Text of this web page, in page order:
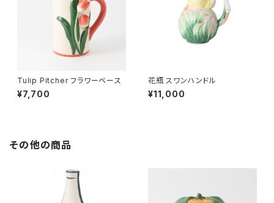
Tulip Pitcher フラワーベース
¥7,700
花瓶 スワンハンドル
¥11,000
その他の商品